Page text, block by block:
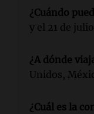
¿Cuándo
y el 21 de
¿A dónde
Unidos,
¿Cuál es la